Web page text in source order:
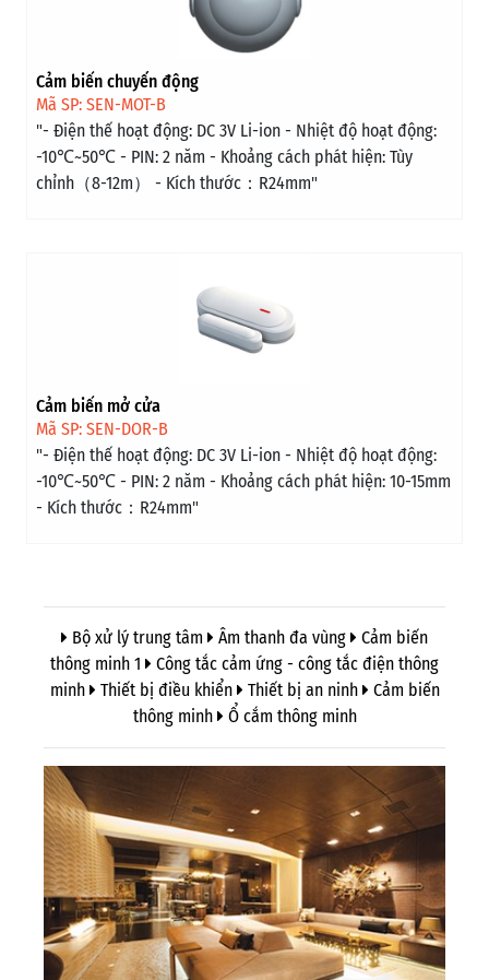
Cảm biến chuyển động
Mã SP: SEN-MOT-B
"- Điện thế hoạt động: DC 3V Li-ion - Nhiệt độ hoạt động:
-10℃~50℃ - PIN: 2 năm - Khoảng cách phát hiện: Tùy
chỉnh（8-12m） - Kích thước：R24mm"
Cảm biến mở cửa
Mã SP: SEN-DOR-B
"- Điện thế hoạt động: DC 3V Li-ion - Nhiệt độ hoạt động:
-10℃~50℃ - PIN: 2 năm - Khoảng cách phát hiện: 10-15mm
- Kích thước：R24mm"
Bộ xử lý trung tâm Âm thanh đa vùng
Cảm biến
thông minh 1
Công tắc cảm ứng - công tắc điện thông
minh
Thiết bị điều khiển Thiết bị an ninh
Cảm biến
thông minh
Ổ cắm thông minh